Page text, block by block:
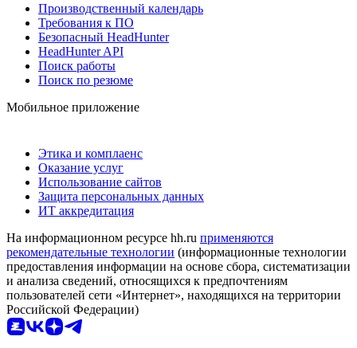
Производственный календарь
Требования к ПО
Безопасный HeadHunter
HeadHunter API
Поиск работы
Поиск по резюме
Мобильное приложение
Этика и комплаенс
Оказание услуг
Использование сайтов
Защита персональных данных
ИТ аккредитация
На информационном ресурсе hh.ru применяются
рекомендательные технологии (информационные технологии
предоставления информации на основе сбора, систематизации
и анализа сведений, относящихся к предпочтениям
пользователей сети «Интернет», находящихся на территории
Российской Федерации)